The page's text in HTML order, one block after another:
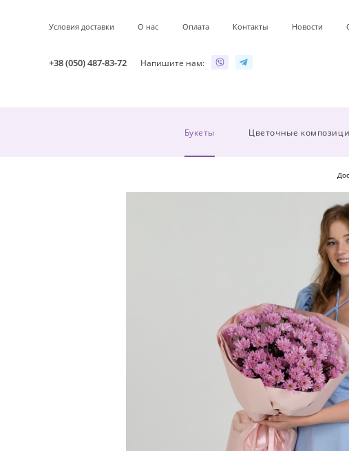
Условия доставки О нас Оплата Контакты Новости
+38 (050) 487-83-72 Напишите нам:
Букеты Цветочные